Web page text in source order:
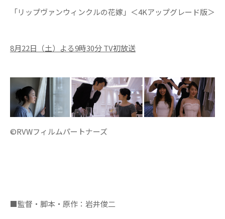
「リップヴァンウィンクルの花嫁」＜4Kアップグレード版＞
8月22日（土）よる9時30分 TV初放送
©RVWフィルムパートナーズ
■監督・脚本・原作：岩井俊二